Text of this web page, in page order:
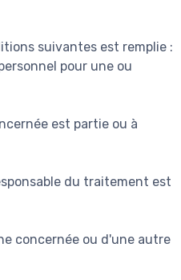
suivantes est remplie :
pour une ou
est partie ou à
du traitement est
concernée ou d'une autre